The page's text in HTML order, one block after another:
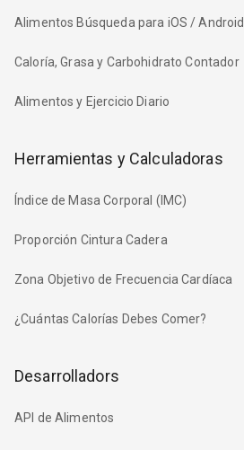
Alimentos Búsqueda para iOS / Android
Caloría, Grasa y Carbohidrato Contador
Alimentos y Ejercicio Diario
Herramientas y Calculadoras
Índice de Masa Corporal (IMC)
Proporción Cintura Cadera
Zona Objetivo de Frecuencia Cardíaca
¿Cuántas Calorías Debes Comer?
Desarrolladors
API de Alimentos